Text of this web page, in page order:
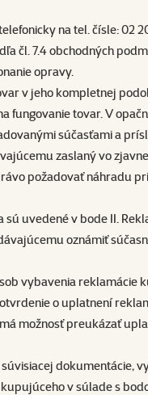
na tel. čísle: 02
čl. 7.4 obchodných
opravy.
v jeho kompletnej
fungovanie tovar. V
súčasťami a
zaslaný vo
požadovať náhradu
uvedené v bode II.
oznámiť
vybavenia reklamácie
o uplatnení
možnosť preukázať
dokumentácie,
v súlade s